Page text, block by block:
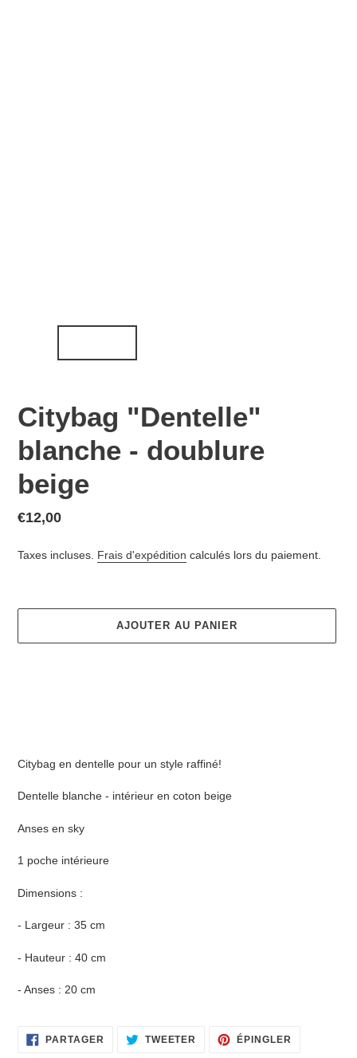
Citybag "Dentelle"
blanche - doublure
beige
Prix
€12,00
Taxes incluses. Frais d'expédition calculés lors du paiement.
AJOUTER AU PANIER
produit
à
panier
Citybag en dentelle pour un style raffiné!
Dentelle blanche - intérieur en coton beige
Anses en sky
1 poche intérieure
Dimensions :
- Largeur : 35 cm
- Hauteur : 40 cm
- Anses : 20 cm
PARTAGER PARTAGER
SUR
TWEETER TWEETER
SUR
ÉPINGLER